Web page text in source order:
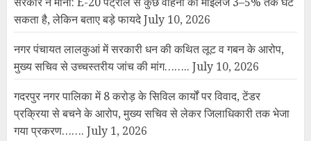
सकता है, लेकिन बताए बड़े फायदेJuly 10, 2026
नगर पंचायत लालकुआं में सरकारी धन की कथित लूट व गबन के आरोप,
मुख्य सचिव से उच्चस्तरीय जांच की मांग…….. July 10, 2026
गदरपुर नगर पालिका में 8 करोड़ के सिविल कार्यों पर विवाद, टेंडर
प्रक्रिया से बचने के आरोप, मुख्य सचिव से लेकर जिलाधिकारी तक भेजा
गया प्रकरण……. July 1, 2026